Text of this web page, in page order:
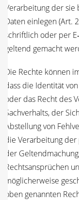
Ver­ar­bei­tung der
Daten ein­le­gen (Art.
schrift­lich oder per
gel­tend gemacht
Die Rech­te kön­nen
dass die Iden­ti­tät
oder das Recht des
Sach­ver­halts, der
Abstel­lung von
die Ver­ar­bei­tung
der
Rechts­an­sprü­chen
mög­li­cher­wei­se
oben genann­ten